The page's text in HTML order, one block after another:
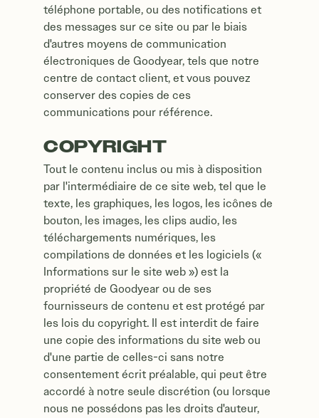
téléphone portable, ou des notifications et
des messages sur ce site ou par le biais
d'autres moyens de communication
électroniques de Goodyear, tels que notre
centre de contact client, et vous pouvez
conserver des copies de ces
communications pour référence.
COPYRIGHT
Tout le contenu inclus ou mis à disposition
par l'intermédiaire de ce site web, tel que le
texte, les graphiques, les logos, les icônes de
bouton, les images, les clips audio, les
téléchargements numériques, les
compilations de données et les logiciels («
Informations sur le site web ») est la
propriété de Goodyear ou de ses
fournisseurs de contenu et est protégé par
les lois du copyright. Il est interdit de faire
une copie des informations du site web ou
d'une partie de celles-ci sans notre
consentement écrit préalable, qui peut être
accordé à notre seule discrétion (ou lorsque
nous ne possédons pas les droits d'auteur,